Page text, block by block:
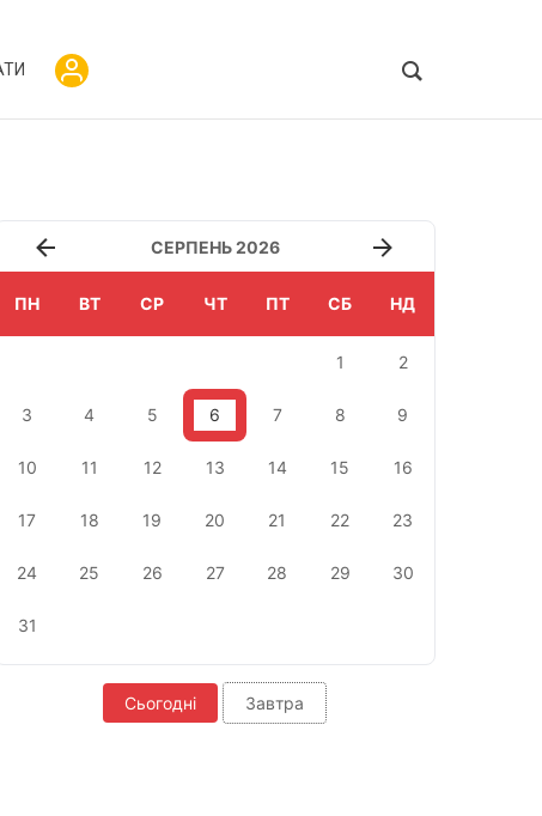
СЕРПЕНЬ 2026
ПН ВТ СР ЧТ ПТ СБ НД
1 2
3 4 5 6 7 8 9
10 11 12 13 14 15 16
17 18 19 20 21 22 23
24 25 26 27 28 29 30
31
Сьогодні Завтра